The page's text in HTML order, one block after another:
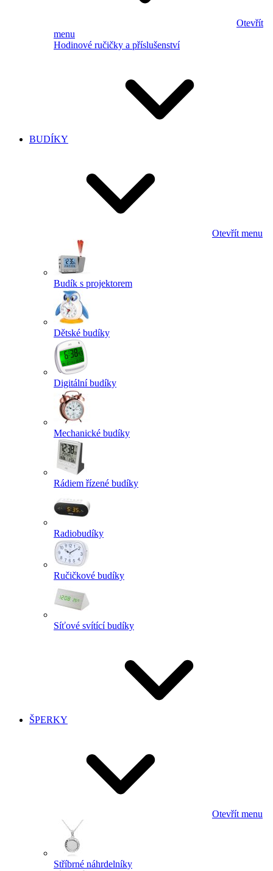
Otevřít
menu
Hodinové ručičky a příslušenství
BUDÍKY
Otevřít menu
Budík s projektorem
Dětské budíky
Digitální budíky
Mechanické budíky
Rádiem řízené budíky
Radiobudíky
Ručičkové budíky
Síťové svítící budíky
ŠPERKY
Otevřít menu
Stříbrné náhrdelníky